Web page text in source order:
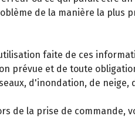
de la manière la
faite de ces
prévue et de toute
d'inondation, de
de la prise de commande,